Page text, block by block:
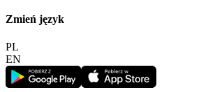
Zmień język
PL
EN